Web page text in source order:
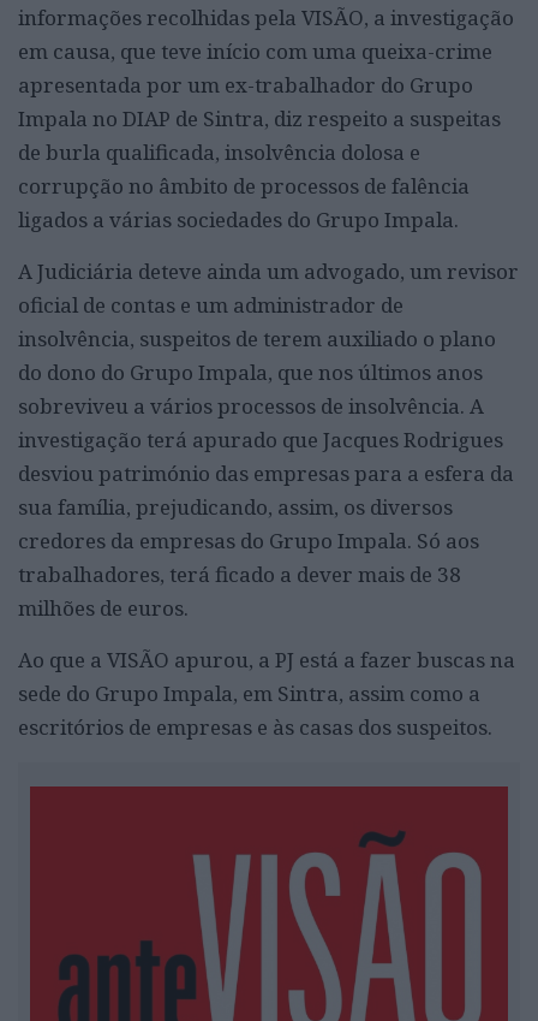
informações recolhidas pela VISÃO, a investigação
em causa, que teve início com uma queixa-crime
apresentada por um ex-trabalhador do Grupo
Impala no DIAP de Sintra, diz respeito a suspeitas
de burla qualificada, insolvência dolosa e
corrupção no âmbito de processos de falência
ligados a várias sociedades do Grupo Impala.
A Judiciária deteve ainda um advogado, um revisor
oficial de contas e um administrador de
insolvência, suspeitos de terem auxiliado o plano
do dono do Grupo Impala, que nos últimos anos
sobreviveu a vários processos de insolvência. A
investigação terá apurado que Jacques Rodrigues
desviou património das empresas para a esfera da
sua família, prejudicando, assim, os diversos
credores da empresas do Grupo Impala. Só aos
trabalhadores, terá ficado a dever mais de 38
milhões de euros.
Ao que a VISÃO apurou, a PJ está a fazer buscas na
sede do Grupo Impala, em Sintra, assim como a
escritórios de empresas e às casas dos suspeitos.